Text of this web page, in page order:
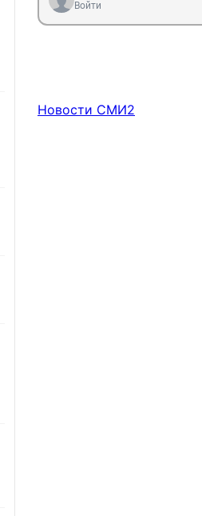
Войти
Новости СМИ2